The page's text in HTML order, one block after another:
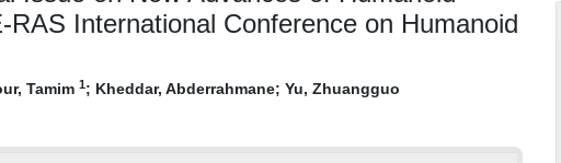
RAS International Conference on Humanoid
Tamim 1; Kheddar, Abderrahmane; Yu, Zhuangguo